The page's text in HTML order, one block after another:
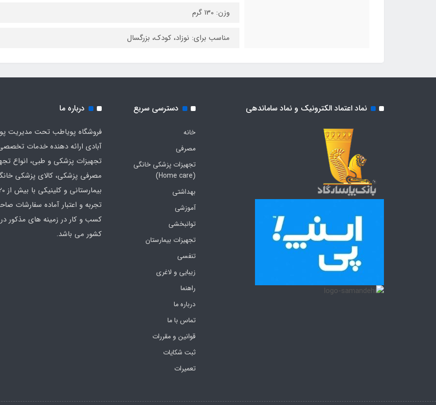
وزن: 130 گرم
مناسب برای: نوزاد، کودک، بزرگسال
نماد اعتماد الکترونیک و نماد ساماندهی دسترسی سریع
خانه
مصرفی
تجهیزات پزشکی خانگی
(Home care)
بهداشتی
آموزشی
توانبخشی
تجهیزات بیمارستان
تنفسی
زیبایی و لاغری
راهنما
درباره ما
تماس با ما
قوانین و مقررات
ثبت شکایات
تعمیرات
درباره ما
فروشگاه پویاطب تحت مدیریت
آبادی ارائه دهنده خدمات
تجهیزات پزشکی و طبی، انواع
مصرفی پزشکی، کالای پزشکی
تجربه و اعتبار آماده سفارشات
کسب و کار در زمینه های مذکور
کشور می باشد.